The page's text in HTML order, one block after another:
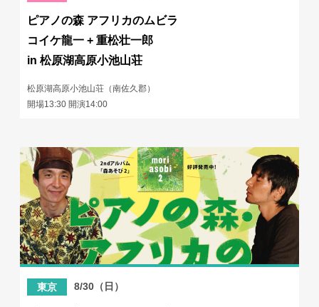
ピアノの森 アフリカのムビラ
コイケ龍一 + 重松壮一郎
in 松原湖高原小池山荘
松原湖高原小池山荘（南佐久郡）
開場13:30 開演14:00
東京 8/30（日）